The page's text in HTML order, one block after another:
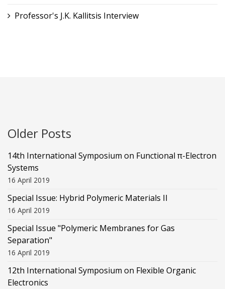
Professor's J.K. Kallitsis Interview
Older Posts
14th International Symposium on Functional π-Electron
Systems
16 April 2019
Special Issue: Hybrid Polymeric Materials II
16 April 2019
Special Issue "Polymeric Membranes for Gas
Separation"
16 April 2019
12th International Symposium on Flexible Organic
Electronics